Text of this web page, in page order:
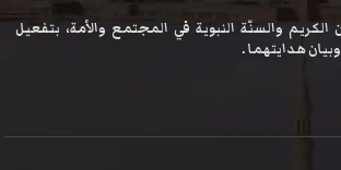
الكريم والسنّة النبوية في المجتمع والأمة، بتفعيل
هدايتهما .